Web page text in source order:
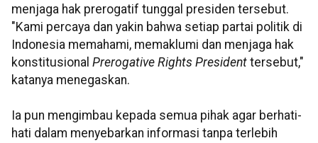
menjaga hak prerogatif tunggal presiden tersebut.
"Kami percaya dan yakin bahwa setiap partai politik di
Indonesia memahami, memaklumi dan menjaga hak
konstitusional Prerogative Rights President tersebut,"
katanya menegaskan.
Ia pun mengimbau kepada semua pihak agar berhati-
hati dalam menyebarkan informasi tanpa terlebih